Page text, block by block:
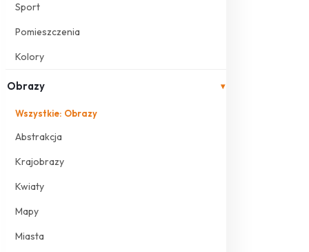
Sport
Pomieszczenia
Kolory
Obrazy ▾
Wszystkie: Obrazy
Abstrakcja
Krajobrazy
Kwiaty
Mapy
Miasta